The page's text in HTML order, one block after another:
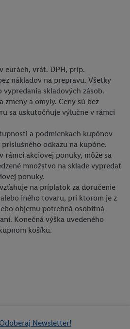
eurách, vrát. DPH, príp.
nákladov na prepravu. Všetky
skladových zásob.
zmeny a omyly. Ceny sú bez
sa uskutočňuje výlučne v rámci
a podmienkach kupónov
odkazu na kupóne.
rámci akciovej ponuky, môže sa
množstvo na sklade vypredať
ponuky.
na príplatok za doručenie
iného tovaru, pri ktorom je z
objemu potrebná osobitná
Konečná výška uvedeného
košíku.
Odoberaj Newsletter!
Kliknutím na "Súhlasím
na všetky vyššie uvedené účely.
o dobe uchovávania
odvolať súhlas s účinnosťou
zásadách ochrany osobných